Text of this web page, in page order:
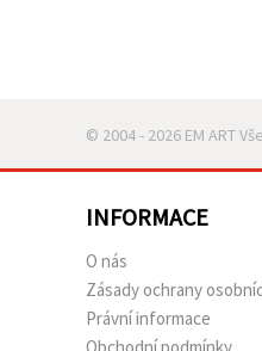
© 2004 - 2026 EM ART
INFORMACE
O nás
Zásady ochrany
Právní informace
Obchodní podmínky